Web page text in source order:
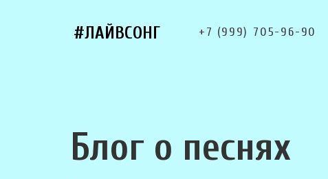
#ЛАЙВСОНГ +7 (999) 705-96-90
Блог о песнях